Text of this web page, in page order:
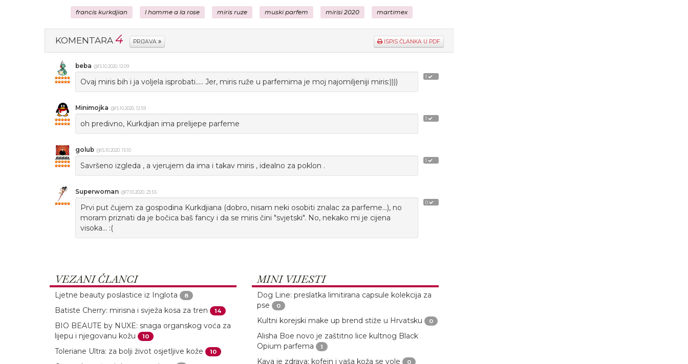
francis kurkdjian l homme a la rose miris ruze muski parfem mirisi 2020 martimex
KOMENTARA 4 PRIJAVA ISPIS ČLANKA U PDF
1
beba @15.10.2020. 12:09
Ovaj miris bih i ja voljela isprobati..... Jer, miris ruže u parfemima je moj najomiljeniji miris:))))
1
Minimojka @15.10.2020. 12:59
oh predivno, Kurkdjian ima prelijepe parfeme
1
golub @15.10.2020. 15:10
Savršeno izgleda , a vjerujem da ima i takav miris , idealno za poklon .
0
Superwoman @17.10.2020. 23:55
Prvi put čujem za gospodina Kurkdjiana (dobro, nisam neki osobiti znalac za parfeme...), no
moram priznati da je bočica baš fancy i da se miris čini "svjetski". No, nekako mi je cijena
visoka... :(
VEZANI ČLANCI
Ljetne beauty poslastice iz Inglota 8
Batiste Cherry: mirisna i svježa kosa za tren 14
BIO BEAUTE by NUXE: snaga organskog voća za
lijepu i njegovanu kožu
10
Toleriane Ultra: za bolji život osjetljive kože 10
MINI VIJESTI
Dog Line: preslatka limitirana capsule kolekcija za
pse
0
Kultni korejski make up brend stiže u Hrvatsku 0
Alisha Boe novo je zaštitno lice kultnog Black
Opium parfema
1
Kava je zdrava: kofein i vaša koža se vole 0